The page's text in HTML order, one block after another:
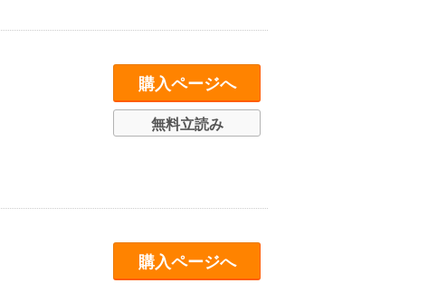
購入ページへ
無料立読み
購入ページへ